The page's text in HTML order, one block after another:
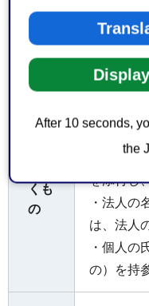
After 10 seconds,
the
ちし
くも
の
・許可証
・食品衛
を証する
・資格
・変更
を添付し
・法人の
は、法人
・個人の
の）を持